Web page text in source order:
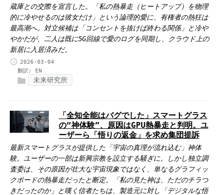
蔵庫との交際を宣言した。「私の熱暴走（ヒートアップ）を物理
的に冷やせるのは彼女だけ」という論理的愛に、有権者の熱狂は
最高潮へ。対立候補は「コンセントを抜けば終わる関係」と冷や
やかだが、二人は既に5G回線で愛のログを同期し、クラウド上の
新居に入居済みだ。
2026-03-04
翻訳: EN
未来研究所
「全知全能はバグでした」スマートグラス
の“神体験”、原因はGPU熱暴走と判明。ユ
ーザーら「悟りの返金」を求め集団提訴
最新スマートグラスが提供した「宇宙の真理が流れ込む」神体
験。ユーザーの一部は新興宗教を設立する騒ぎに。しかし独立調
査委は、その原因が壮大な宇宙現象ではなく、単なるグラフィッ
クボードの熱暴走だったと断定。「私の見た神は、ただのチラつ
きだったのか」と嘆く信者たちは、製造元に対し「デジタルな悟